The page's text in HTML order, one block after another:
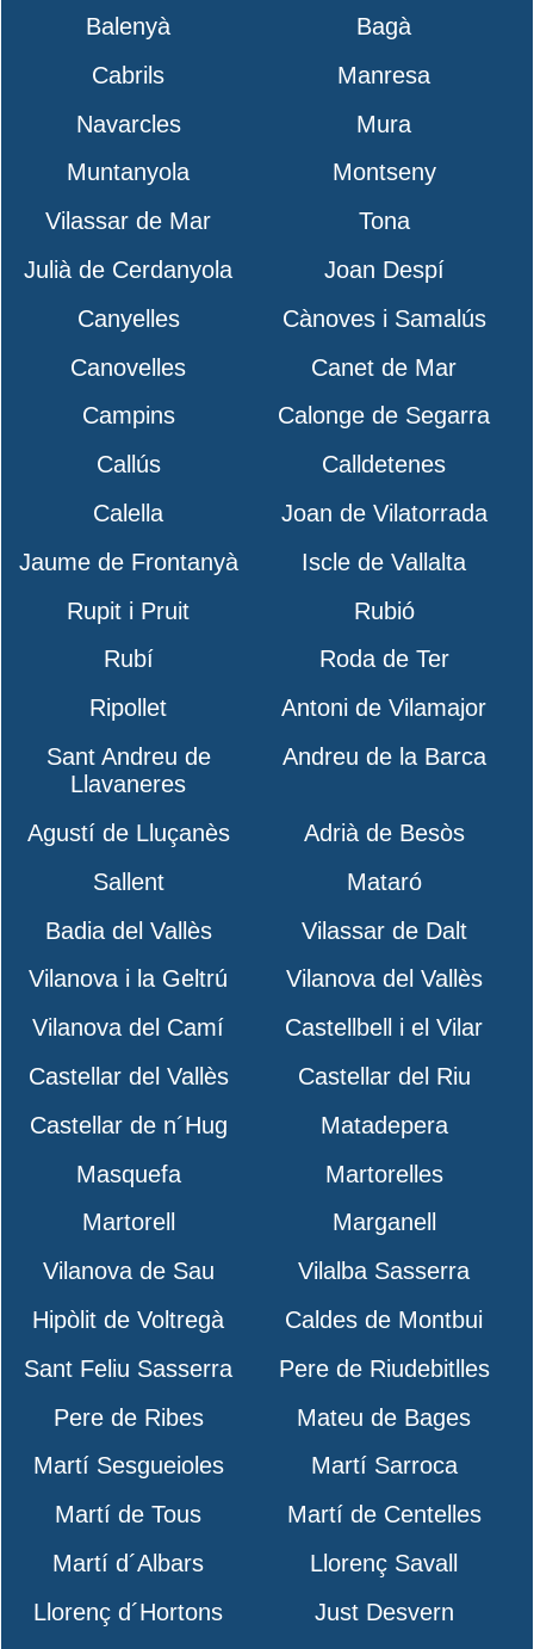
Balenyà
Bagà
Cabrils
Manresa
Navarcles
Mura
Muntanyola
Montseny
Vilassar de Mar
Tona
Julià de Cerdanyola
Joan Despí
Canyelles
Cànoves i Samalús
Canovelles
Canet de Mar
Campins
Calonge de Segarra
Callús
Calldetenes
Calella
Joan de Vilatorrada
Jaume de Frontanyà
Iscle de Vallalta
Rupit i Pruit
Rubió
Rubí
Roda de Ter
Ripollet
Antoni de Vilamajor
Sant Andreu de
Llavaneres
Andreu de la Barca
Agustí de Lluçanès
Adrià de Besòs
Sallent
Mataró
Badia del Vallès
Vilassar de Dalt
Vilanova i la Geltrú
Vilanova del Vallès
Vilanova del Camí
Castellbell i el Vilar
Castellar del Vallès
Castellar del Riu
Castellar de n´Hug
Matadepera
Masquefa
Martorelles
Martorell
Marganell
Vilanova de Sau
Vilalba Sasserra
Hipòlit de Voltregà
Caldes de Montbui
Sant Feliu Sasserra
Pere de Riudebitlles
Pere de Ribes
Mateu de Bages
Martí Sesgueioles
Martí Sarroca
Martí de Tous
Martí de Centelles
Martí d´Albars
Llorenç Savall
Llorenç d´Hortons
Just Desvern